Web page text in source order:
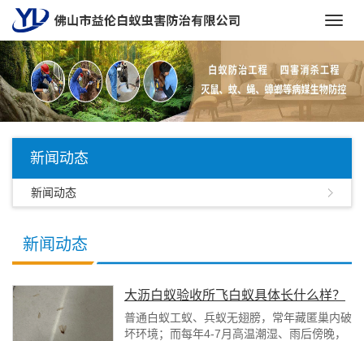
新闻动态
新闻动态
新闻动态
大沥白蚁验收所飞白蚁具体长什么样？
快速辨别措施
普通白蚁工蚁、兵蚁无翅膀，常年藏匿巢内破
坏环境；而每年4-7月高温潮湿、雨后傍晚，